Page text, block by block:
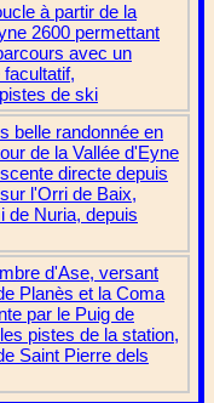
à partir de la
2600 permettant
avec un
de ski
belle randonnée en
de la Vallée d'Eyne
directe depuis
l'Orri de Baix,
de Nuria, depuis
d'Ase, versant
Planès et la Coma
par le Puig de
pistes de la station,
Saint Pierre dels